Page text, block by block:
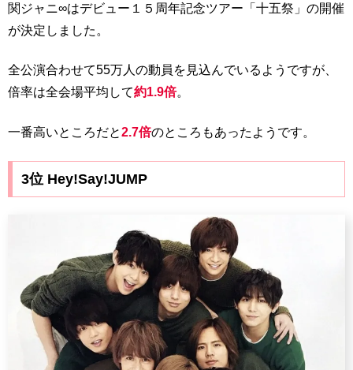
関ジャニ∞はデビュー１５周年記念ツアー「十五祭」の開催
が決定しました。
全公演合わせて55万人の動員を見込んでいるようですが、
倍率は全会場平均して約1.9倍。
一番高いところだと2.7倍のところもあったようです。
3位 Hey!Say!JUMP